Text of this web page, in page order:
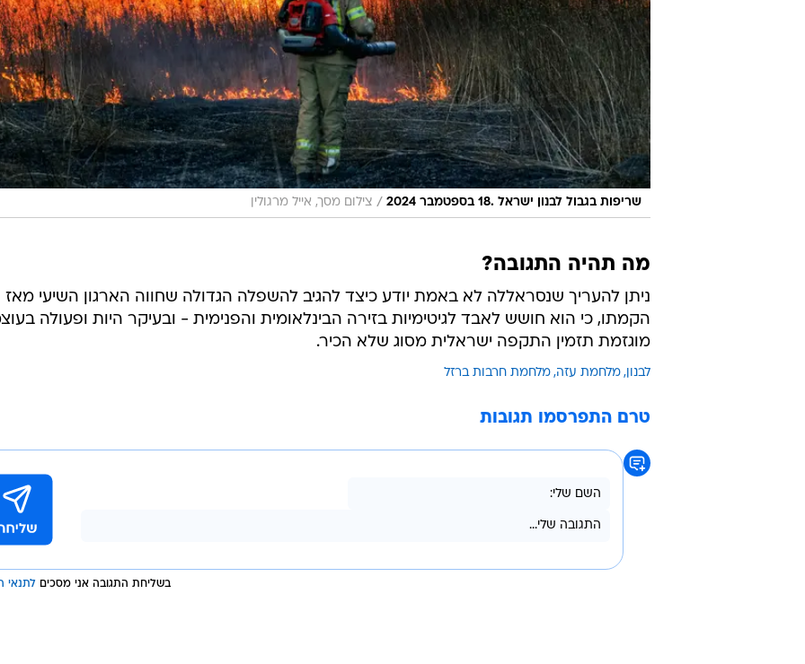
שריפות בגבול לבנון ישראל .18 בספטמבר 2024 / צילום מסך, אייל מרגולין
מה תהיה התגובה?
ניתן להעריך שנסראללה לא באמת יודע כיצד להגיב להשפלה הגדולה שחווה הארגון השיעי מאז
הקמתו, כי הוא חושש לאבד לגיטימיות בזירה הבינלאומית והפנימית - ובעיקר היות ופעולה
מוגזמת תזמין התקפה ישראלית מסוג שלא הכיר.
לבנון מלחמת עזה מלחמת חרבות ברזל
טרם התפרסמו תגובות
בשליחת התגובה אני מסכים לתנאי